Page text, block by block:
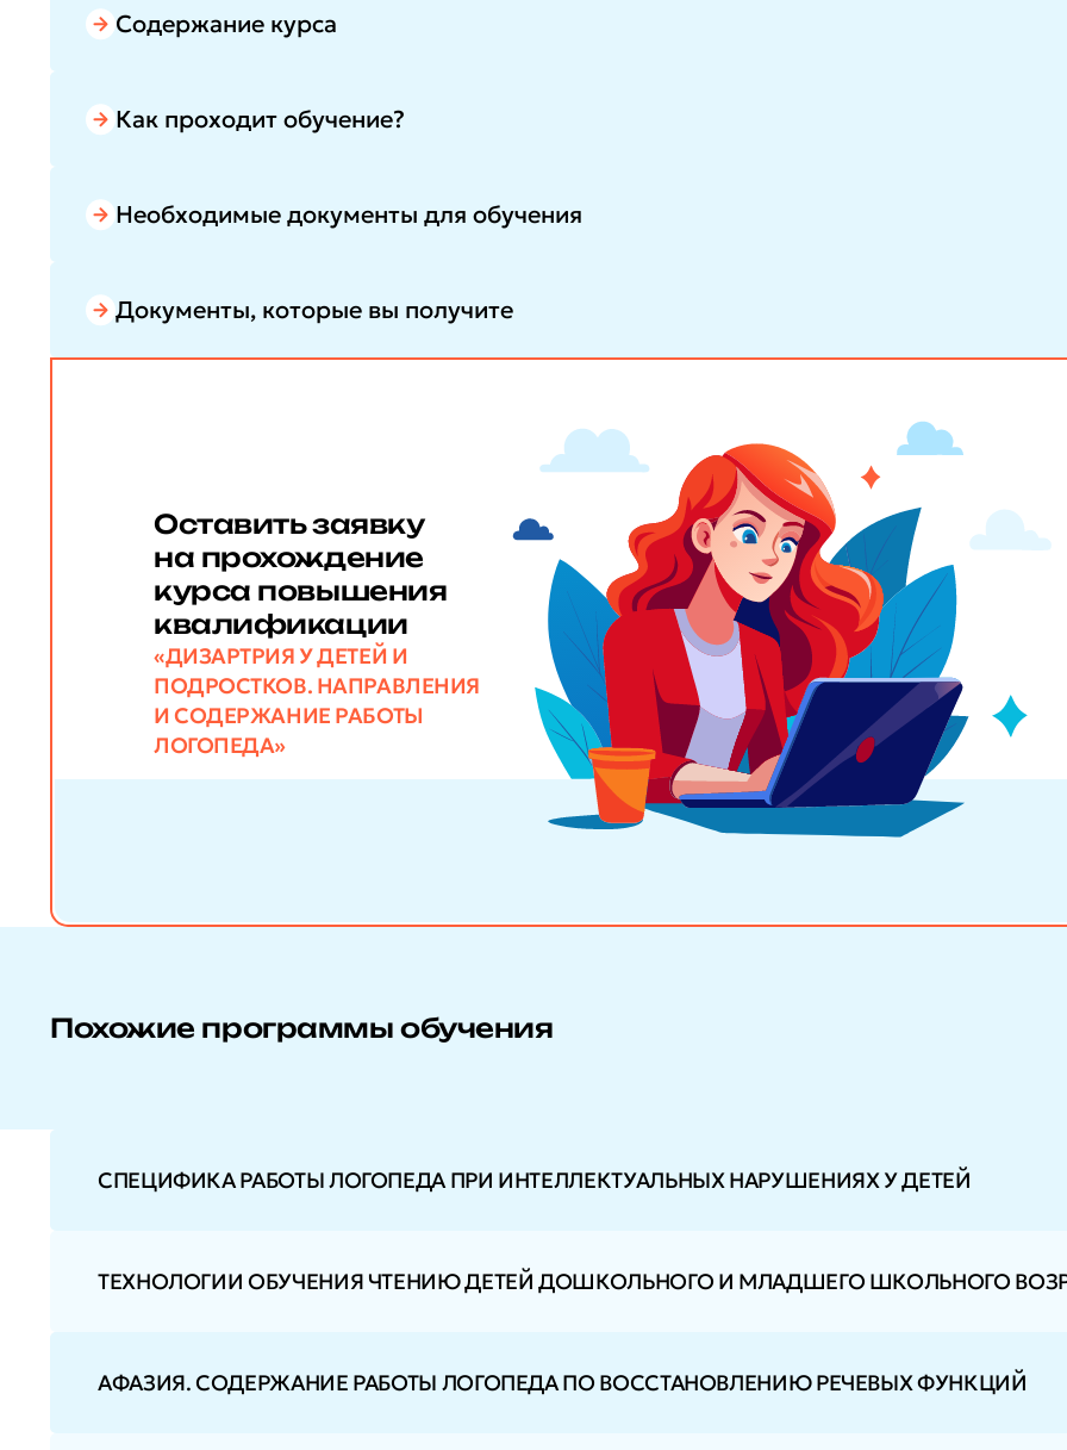
репутацию, повысите востребованность на рынке труда, сможете расширить карьерные
Содержание курса
Как проходит обучение?
Необходимые документы для обучения
Документы, которые вы получите
Оставить заявку
на прохождение
курса повышения
квалификации
«ДИЗАРТРИЯ У ДЕТЕЙ И
ПОДРОСТКОВ. НАПРАВЛЕНИЯ
И СОДЕРЖАНИЕ РАБОТЫ
ЛОГОПЕДА»
Похожие программы обучения
СПЕЦИФИКА РАБОТЫ ЛОГОПЕДА ПРИ ИНТЕЛЛЕКТУАЛЬНЫХ НАРУШЕНИЯХ У ДЕТЕЙ
ТЕХНОЛОГИИ ОБУЧЕНИЯ ЧТЕНИЮ ДЕТЕЙ ДОШКОЛЬНОГО И МЛАДШЕГО ШКОЛЬНОГО
АФАЗИЯ. СОДЕРЖАНИЕ РАБОТЫ ЛОГОПЕДА ПО ВОССТАНОВЛЕНИЮ РЕЧЕВЫХ ФУНКЦИЙ